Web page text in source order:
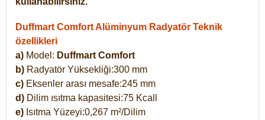
Duffmart Comfort Alüminyum Radyatör Teknik
özellikleri
a) Model: Duffmart Comfort
b) Radyatör Yüksekliği:300 mm
c) Eksenler arası mesafe:245 mm
d) Dilim ısıtma kapasitesi:75 Kcall
e) Isıtma Yüzeyi:0,267 m²/Dilim